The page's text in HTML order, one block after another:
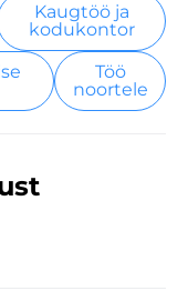
Kaugtöö ja
kodukontor
Töö
noortele